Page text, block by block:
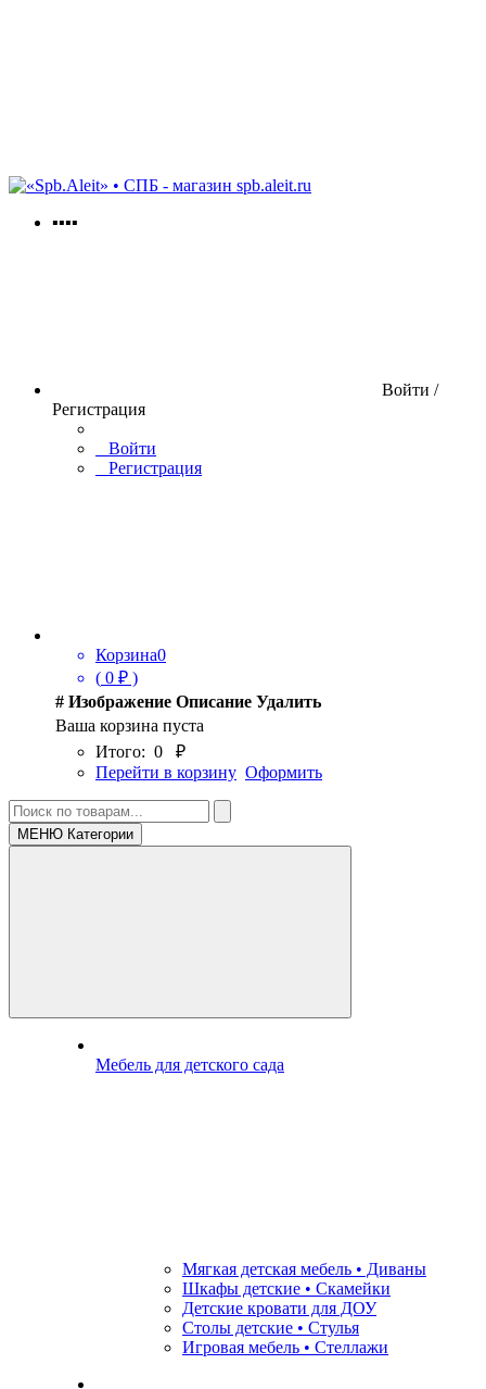
spb.aleit.ru
▪▪▪▪
Войти /
Регистрация
Войти
Регистрация
Корзина0
( 0 ₽ )
# Изображение Описание Удалить
Ваша корзина пуста
Итого: 0
₽
Перейти в корзину Оформить
МЕНЮ Категории
Мебель для детского сада
Мягкая детская мебель • Диваны
Шкафы детские • Скамейки
Детские кровати для ДОУ
Столы детские • Стулья
Игровая мебель • Стеллажи